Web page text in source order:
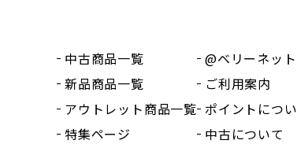
中古商品一覧
新品商品一覧
アウトレット商品一覧
特集ページ
@ベリーネッ
ご利用案内
ポイントにつ
中古について